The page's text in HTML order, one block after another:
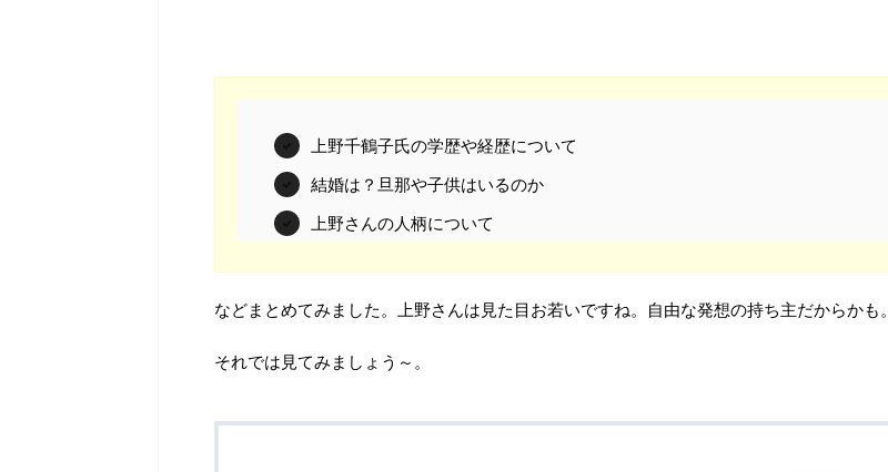
上野千鶴子氏の学歴や経歴について
結婚は？旦那や子供はいるのか
上野さんの人柄について
などまとめてみました。上野さんは見た目お若いですね。自由な発想の持ち主だからかも。
それでは見てみましょう～。